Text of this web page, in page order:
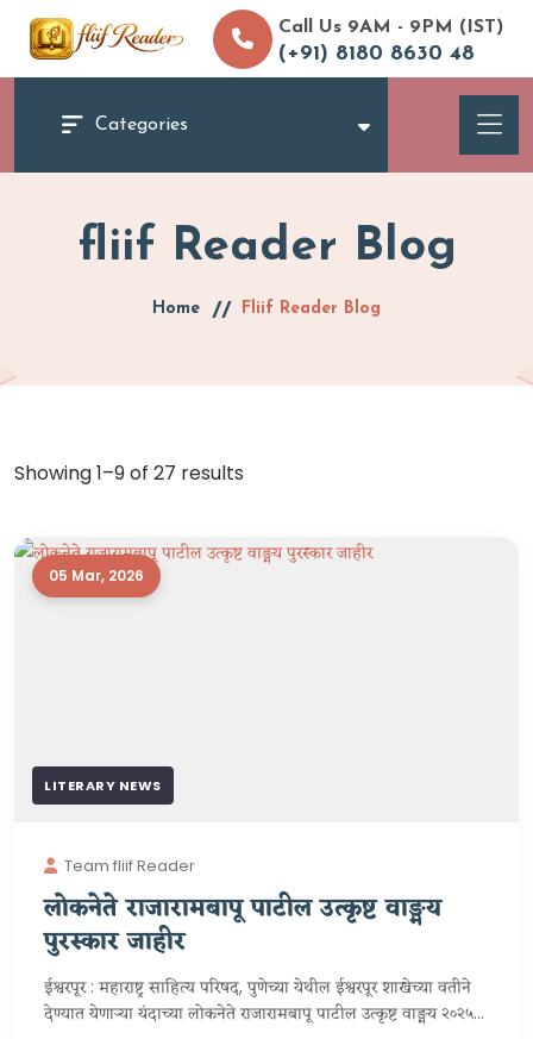
Call Us 9AM - 9PM (IST)
(+91) 8180 8630 48
Categories
fliif Reader Blog
Home Fliif Reader Blog
Showing1–9 of 27 results
05 Mar, 2026
LITERARY NEWS
Team fliif Reader
लोकनेते राजारामबापू पाटील उत्कृष्ट वाङ्मय
पुरस्कार जाहीर
ईश्वरपूर : महाराष्ट्र साहित्य परिषद, पुणेच्या येथील ईश्वरपूर शाखेच्या वतीने
देण्यात येणाऱ्या यंदाच्या लोकनेते राजारामबापू पाटील उत्कृष्ट वाङ्मय २०२५